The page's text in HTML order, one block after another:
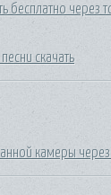
бесплатно через
скачать
камеры